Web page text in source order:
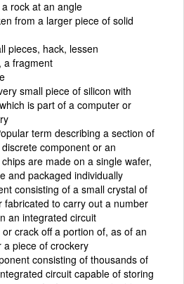
rock at an angle
from a larger piece of solid
pieces, hack, lessen
a fragment
small piece of silicon with
is part of a computer or
term describing a section of
component or an
are made on a single wafer,
and packaged individually
consisting of a small crystal of
fabricated to carry out a number
an integrated circuit
crack off a portion of, as of an
a piece of crockery
consisting of thousands of
circuit capable of storing